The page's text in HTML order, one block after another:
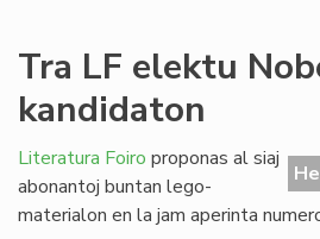
Tra LF elektu
kandidaton
Literatura Foiro proponas al siaj
abonantoj buntan lego-
materialon en la jam aperinta